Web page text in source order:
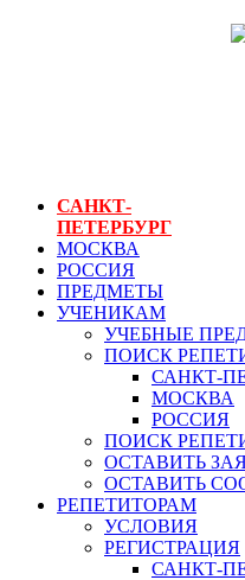
САНКТ-
ПЕТЕРБУРГ
МОСКВА
РОССИЯ
ПРЕДМЕТЫ
УЧЕНИКАМ
УЧЕБНЫЕ
ПОИСК
САНКТ-
МОСКВА
РОССИЯ
ПОИСК
ОСТАВИТЬ
ОСТАВИТЬ
РЕПЕТИТОРАМ
УСЛОВИЯ
РЕГИСТРАЦИЯ
САНКТ-